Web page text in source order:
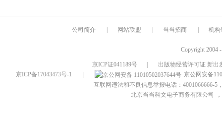
公司简介 网站联盟 当当招商 机构
Copyright 2004
京ICP证041189号
出版物经营许可证 新出
京ICP备17043473号-1
京公网安备
互联网违法和不良信息举报电话：4001066666-5
北京当当科文电子商务有限公司